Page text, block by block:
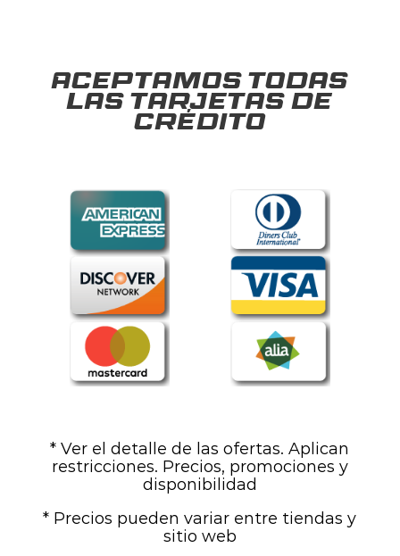
Aceptamos todas
las tarjetas de
crédito
* Ver el detalle de las ofertas. Aplican
restricciones. Precios, promociones y
disponibilidad
* Precios pueden variar entre tiendas y
sitio web